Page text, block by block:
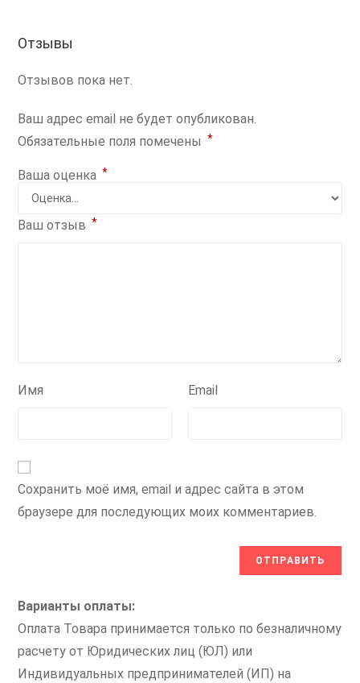
Отзывы
Отзывов пока нет.
Ваш адрес email не будет опубликован.
Обязательные поля помечены *
Ваша оценка *
Ваш отзыв *
Имя Email
Сохранить моё имя, email и адрес сайта в этом
браузере для последующих моих комментариев.
Варианты оплаты:
Оплата Товара принимается только по безналичному
расчету от Юридических лиц (ЮЛ) или
Индивидуальных предпринимателей (ИП) на